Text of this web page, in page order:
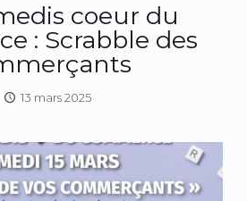
coeur du
: Scrabble des
13 mars 2025